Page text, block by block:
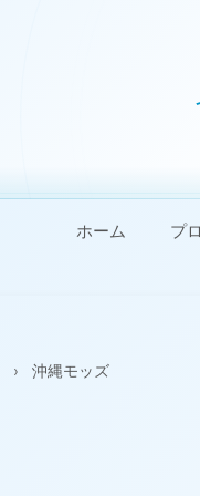
ホーム プ
› 沖縄モッズ